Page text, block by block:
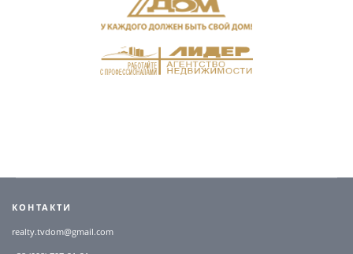
КОНТАКТИ
realty.tvdom@gmail.com